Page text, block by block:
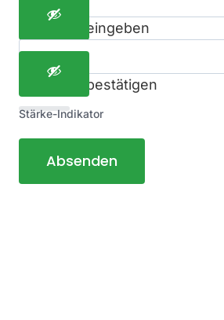
Passwort eingeben
Passwort bestätigen
Stärke-Indikator